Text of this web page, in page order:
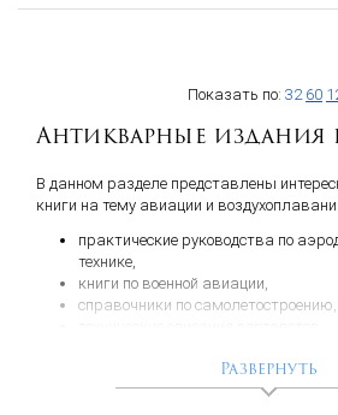
Показать по: 32 60
Антикварные
В данном разделе представлены
книги на тему авиации и
практические руководства по
технике,
книги по военной авиации,
справочники по самолетостроению,
летного дела, начиная с
геликоптеров, орнитоптеров — и
Развернуть